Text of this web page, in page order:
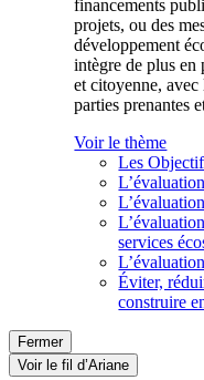
financements
projets, ou des
développement
intègre de plus en
et citoyenne,
parties prenantes
Voir le thème
Les
services
Éviter,
construire
Fermer
Voir le fil d’Ariane